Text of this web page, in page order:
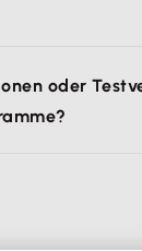
oder